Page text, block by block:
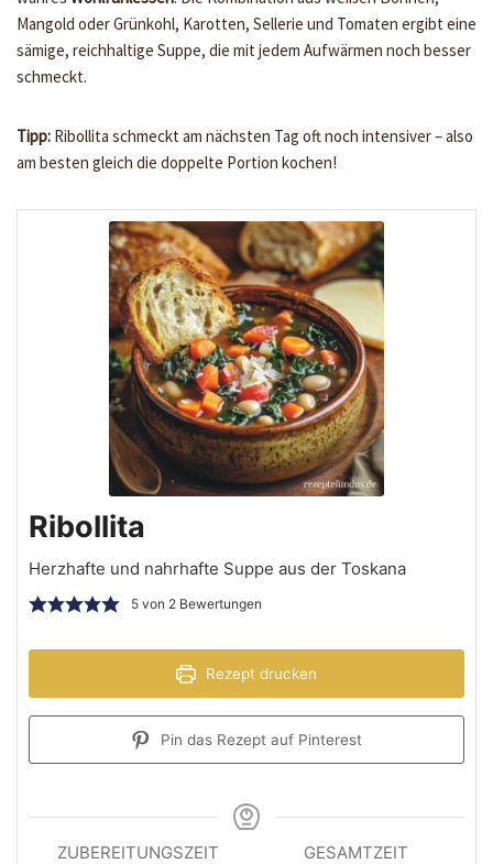
Mangold oder Grünkohl, Karotten, Sellerie und Tomaten ergibt eine
sämige, reichhaltige Suppe, die mit jedem Aufwärmen noch besser
schmeckt.
Tipp: Ribollita schmeckt am nächsten Tag oft noch intensiver – also
am besten gleich die doppelte Portion kochen!
Ribollita
Herzhafte und nahrhafte Suppe aus der Toskana
5von 2Bewertungen
Rezept drucken
Pin das Rezept auf Pinterest
ZUBEREITUNGSZEIT
GESAMTZEIT